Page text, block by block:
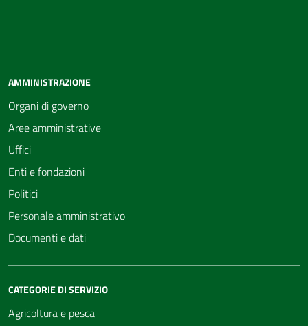
AMMINISTRAZIONE
Organi di governo
Aree amministrative
Uffici
Enti e fondazioni
Politici
Personale amministrativo
Documenti e dati
CATEGORIE DI SERVIZIO
Agricoltura e pesca